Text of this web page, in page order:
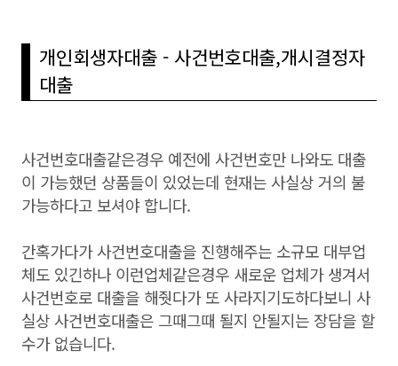
개인회생자대출 - 사건번호대출,개시결정자
대출
사건번호대출같은경우 예전에 사건번호만 나와도 대출
이 가능했던 상품들이 있었는데 현재는 사실상 거의 불
가능하다고 보셔야 합니다.
간혹가다가 사건번호대출을 진행해주는 소규모 대부업
체도 있긴하나 이런업체같은경우 새로운 업체가 생겨서
사건번호로 대출을 해줫다가 또 사라지기도하다보니 사
실상 사건번호대출은 그때그때 될지 안될지는 장담을 할
수가 없습니다.